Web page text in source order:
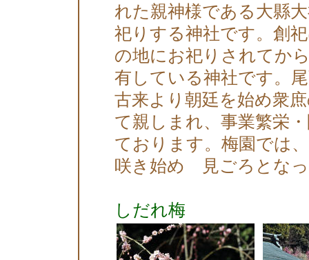
れた親神様である大縣
祀りする神社です。創
の地にお祀りされてか
有している神社です。
古来より朝廷を始め衆
て親しまれ、事業繁栄
ております。梅園では
咲き始め 見ごろとな
しだれ梅